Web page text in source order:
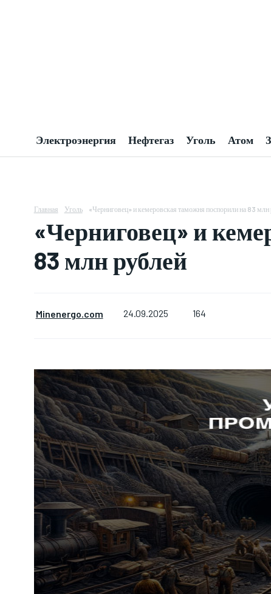
Электроэнергия Нефтегаз Уголь Атом
Главная Уголь «Черниговец» и кемеровская таможня поспорили на 83 млн
«Черниговец» и
83 млн рублей
Minenergo.com 24.09.2025 164